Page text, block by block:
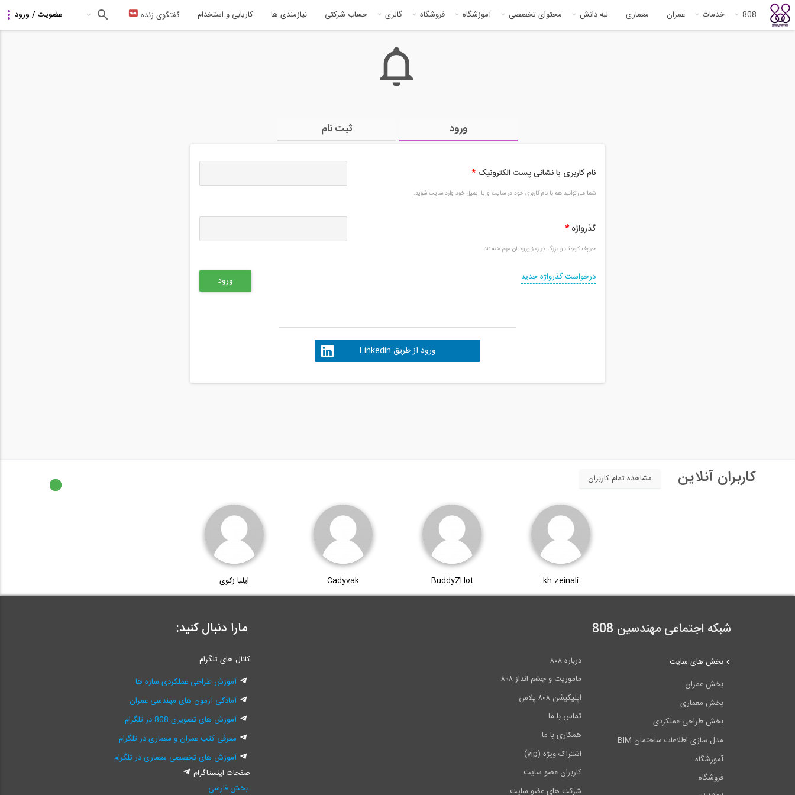
808 خدمات عمران معماری لبه دانش محتوای تخصصی آموزشگاه فروشگاه گالری حساب شرکتی نیازمندی ها کاریابی و استخدام گفتگوی زنده
ورود ثبت نام
نام کاربری یا نشانی پست الکترونیک *
شما می توانید هم با نام کاربری خود در سایت و یا ایمیل خود وارد سایت شوید.
گذرواژه *
حروف کوچک و بزرگ در رمز ورودتان مهم هستند.
درخواست گذرواژه جدید
ورود از طریق Linkedin
کاربران آنلاین مشاهده تمام کاربران
kh zeinali
BuddyZHot
Cadyvak ایلیا زکوی
شبکه اجتماعی مهندسین 808
درباره ۸۰۸
ماموریت و چشم انداز ۸۰۸
اپلیکیشن ۸۰۸ پلاس
تماس با ما
همکاری با ما
اشتراک ویژه (vip)
کاربران عضو سایت
شرکت های عضو سایت
بخش های سایت
بخش عمران
بخش معماری
بخش طراحی عملکردی
مدل سازی اطلاعات ساختمان BIM
آموزشگاه
فروشگاه
مارا دنبال کنید:
کانال های تلگرام
آموزش طراحی عملکردی سازه ها
آمادگی آزمون های مهندسی عمران
آموزش های تصویری 808 در تلگرام
معرفی کتب عمران و معماری در تلگرام
آموزش های تخصصی معماری در تلگرام
صفحات اینستاگرام
بخش فارسی